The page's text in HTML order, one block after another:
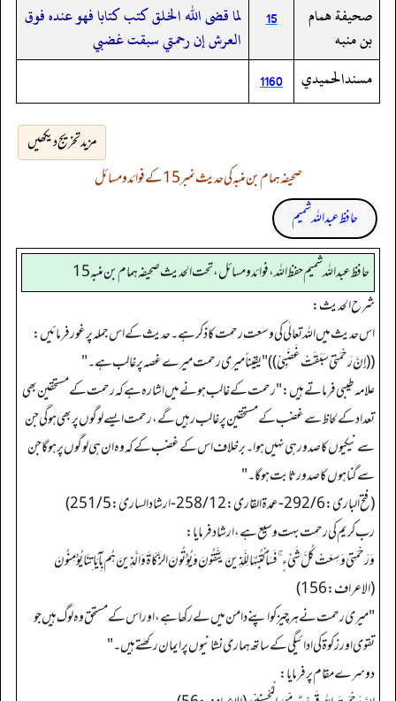
صحيفة همام
بن منبه
15
لما قضى الله الخلق كتب كتابا فهو عنده فوق
العرش إن رحمتي سبقت غضبي
مسندالحميدي
1160
مزید تخریج دیکھیں
صحیفہ ہمام بن منبہ کی حدیث نمبر 15 کے فوائد و مسائل
حافظ عبداللہ شمیم
حافظ عبدالله شميم حفظ الله، فوائد و مسائل، تحت الحديث صحيفه همام بن منبه 15
شرح الحدیث:
اس حدیث میں الله تعالٰی کی وسعت رحمت کا ذکر ہے۔ حدیث کے اس جملہ پر غور فرمائیں:
((إِنَّ رَحْمَتِيْ سَبَقَتْ غَضَبِيْ)) "یقیناً میری رحمت میرے غصہ پر غالب ہے۔ "
علامہ طیبی فرماتے ہیں: "رحمت کے غالب ہونے میں اشارہ ہے کہ رحمت کے مستحقین بھی
تعداد کے لحاظ سے غضب کے مستحقین پر غالب رہیں گے، رحمت ایسے لوگوں پر بھی ہوگی جن
سے نیکیوں کا صدور ہی نہیں ہوا۔ برخلاف اس کے غضب کے کہ وہ ان ہی لوگوں پر ہوگا جن
سے گناہوں کا صدور ثابت ہوگا۔ "
(فتح الباری: 292/6 - عمدة القاری: 258/12 - ارشاد الساری: 251/5)
رب کریم کی رحمت بہت وسیع ہے، ارشاد فرمایا:
وَرَحْمَتِي وَسِعَتْ كُلَّ شَيْءٍ ۚفَسَأَكْتُبُهَا لِلَّذِينَ يَتَّقُونَ وَيُؤْتُونَ الزَّكَاةَ وَالَّذِينَ هُم بِآيَاتِنَا يُؤْمِنُونَ
(الاعراف: 156)
"میری رحمت نے ہر چیز کو اپنے دامن میں لے رکھا ہے، اور اس کے مستحق وہ لوگ ہیں جو
تقوی اور زکوة کی ادائیگی کے ساتھ ہماری نشانیوں پر ایمان رکھتے ہیں۔ "
دوسرے مقام پر فرمایا: